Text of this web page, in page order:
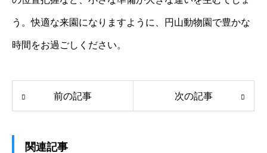
う。快適な来園になりますように、円山動物園で豊かな
時間をお過ごしください。
前の記事 次の記事
関連記事